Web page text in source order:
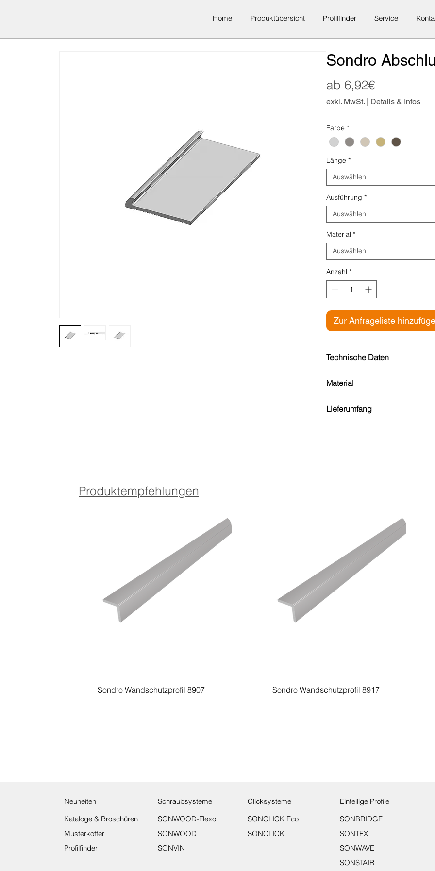
Home Produktübersicht Profilfinder Service
Produktempfehlungen
Sondro Wandschutzprofil 8907 Sondro Wandschutzprofil 8917
Sondro
ab 6,92€Sale-
Preis
exkl. MwSt. | Details & Infos
Farbe *
Länge *
Auswählen
Ausführung *
Auswählen
Material *
Auswählen
Anzahl *
Zur Anfrageliste
Technische Daten
Für Bodenbeläge: 3 mm
Material
und umweltschonend.
Lieferumfang
Kataloge & Broschüren
Neuheiten
SONWOOD-Flexo
Schraubsysteme Clicksysteme Einteilige Profile
Musterkoffer SONWOOD
SONCLICK Eco
Profilfinder SONVIN
SONCLICK
SONBRIDGE
SONTEX
SONWAVE
SONSTAIR